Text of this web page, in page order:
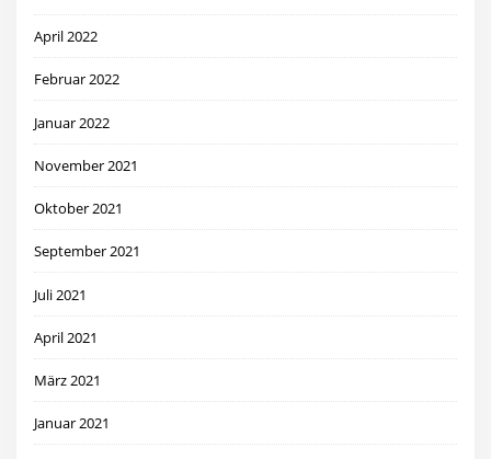
April 2022
Februar 2022
Januar 2022
November 2021
Oktober 2021
September 2021
Juli 2021
April 2021
März 2021
Januar 2021